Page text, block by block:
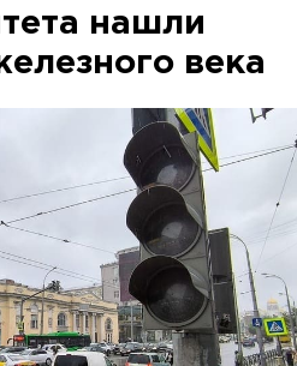
нашли
века